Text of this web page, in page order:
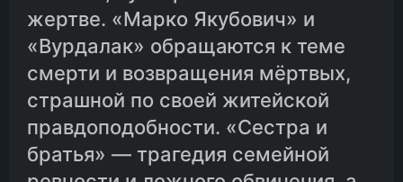
жертве. «Марко Якубович» и
«Вурдалак» обращаются к теме
смерти и возвращения мёртвых,
страшной по своей житейской
правдоподобности. «Сестра и
братья» — трагедия семейной